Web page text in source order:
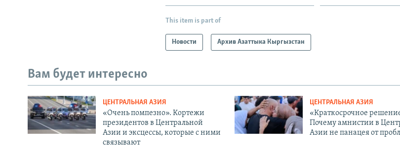
This item is part of
Новости Архив Азаттыка Кыргызстан
Вам будет интересно
ЦЕНТРАЛЬНАЯ АЗИЯ
«Очень помпезно». Кортежи
президентов в Центральной
Азии и эксцессы, которые с ними
связывают
ЦЕНТРАЛЬНАЯ АЗИЯ
«Краткосрочное
Почему амнистии в
Азии не панацея от